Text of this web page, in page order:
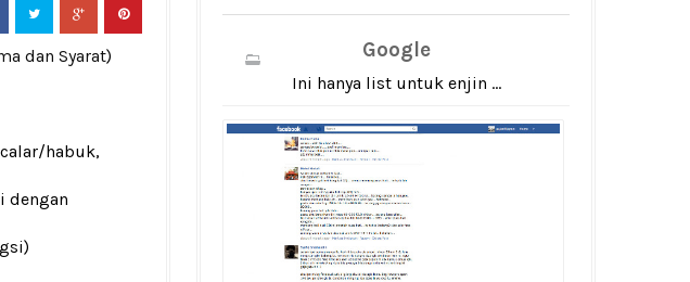
dan Syarat)
habuk,
dengan
Google
Ini hanya list untuk enjin ...